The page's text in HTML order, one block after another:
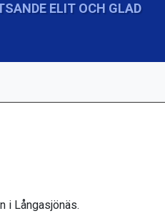
ELIT OCH GLAD
i Långasjönäs.